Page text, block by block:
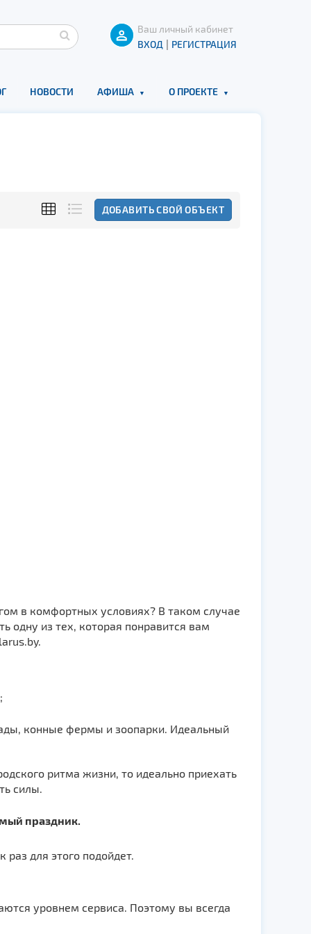
Ваш личный кабинет
ВХОД | РЕГИСТРАЦИЯ
НОВОСТИ АФИША О ПРОЕКТЕ
ДОБАВИТЬ СВОЙ ОБЪЕКТ
в комфортных условиях? В таком случае
одну из тех, которая понравится вам
;
конные фермы и зоопарки. Идеальный
ритма жизни, то идеально приехать
силы.
праздник.
для этого подойдет.
уровнем сервиса. Поэтому вы всегда